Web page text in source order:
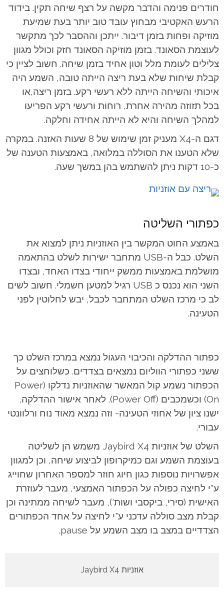
חודרים פנימה והדבר מקשה על רצף שיחה תקין. בידוד
הרעש האקטיבי מבחוץ עובד טוב יותר בעת שמיעת
מוזיקה ופחות בזמן דיבור. ייתכן וההסבר לכך מתקשר
לעוצמת הסאונד. בזמן מוזיקה הסאונד חזק וכולל מגוון
צלילים לעומת מלל וטון אחיד בזמן שיחה. חשוב לציין כי
קבלת שיחות שלא בעת ריצה הייתה טובה, השמע היה
איכותי והשיחה הייתה ללא רעשי רקע. בזמן ריצה,או
בכל תזוזה מהירה אחרת, רוחות ורעשי רקע הפריעו
למהלך השיחה והיא לא הייתה אחידה וחלקה.
דגם ה-X4 מעניק זמן שימוש של 8 שעות האזנה. במקרה
שלא הטענו את הסוללה במלואה, באמצעות הטענה של
כ-10 דקות ניתן להשתמש בהן במשך שעה.
כפתורי השליטה
באמצע החוט המקשר בין האוזניות ניתן למצוא את
השלט. כבל ה-USB מתחבר ישירות לשלט בהתאמה
מושלמת באמצעות ממשק ייחודי בצדו האחד, ובצדו
השני הוא נכנס כ USB רגיל למטען חשמלי. חשוב לשים
לב כי מרכז השלט המתחבר לכבל, יבש לחלוטין לפני
הטעינה.
כפתור ההדלקה והכיבוי העגול נמצא במרכז השלט כך
ששני כפתורי הווליום נמצאים בצדדים. כשלוחצים על
הכפתור נשמע קול המאשר שהאוזניות נדלקו (Power
On) וכשמכבים (Power Off).
לאחר אישור ההדלקה,
ישנו ציון של אחוזי הטעינה- וזה נמצא מאוד נוח ורלוונטי
עבורי.
השלט של אוזניות Jaybird X4 משמש הן לשליטה
בעוצמת השמע וגם כמיקרופון לביצוע שיחה, וכן למגוון
אפשרויות נוספות כגון חיוג חוזר למספר האחרון שחוייג
ע"י לחיצה כפולה על הכפתור האמצעי, מעבר לעוזרת
האישית (סירי, ביקסבי ושות'), מעבר לשיחה ממתינה וכן
קבלת מצב סוללה עדכני ע"י לחיצה על אחד הכפתורים
הצדדיים במצב בו מצב השמע על pause.
אוזניות Jaybird X4